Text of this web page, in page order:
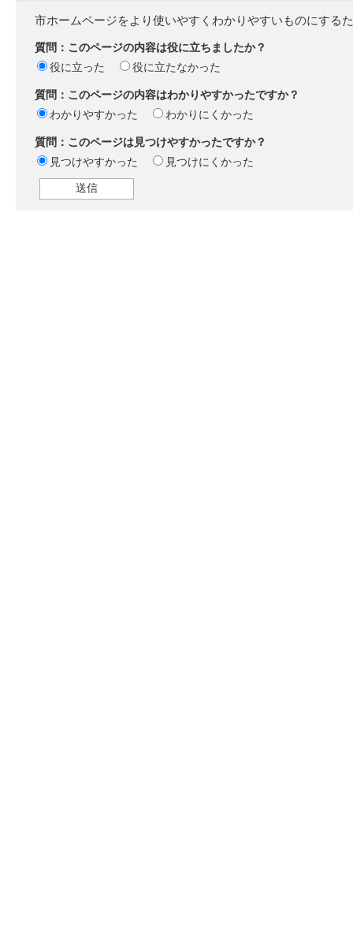
市ホームページをより使いやすくわかりやすいものにする
質問：このページの内容は役に立ちましたか？
役に立った
役に立たなかった
質問：このページの内容はわかりやすかったですか？
わかりやすかった
わかりにくかった
質問：このページは見つけやすかったですか？
見つけやすかった
見つけにくかった